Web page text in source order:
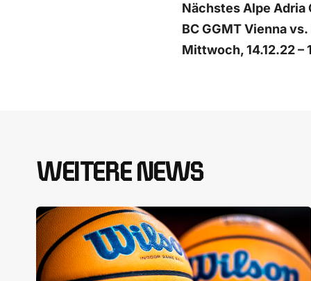
Nächstes Alpe Adria
BC GGMT Vienna
Mittwoch, 14.12.22 –
WEITERE NEWS